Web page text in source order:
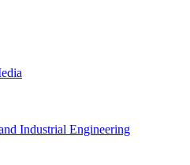
Industrial Engineering